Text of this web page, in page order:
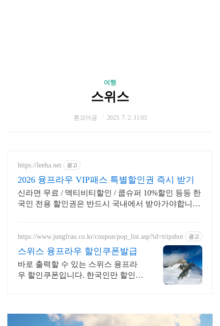
여행
스위스
흰꼬마곰 2023. 7. 2. 11:03
https://leeha.net 광고
2026 융프라우 VIP패스 특별할인권 즉시 받기
신라면 무료 / 액티비티할인 / 쿱슈퍼 10%할인 등등 한
국인 전용 할인권은 반드시 국내에서 받아가야합니다.
https://www.jungfrau.co.kr/coupon/pop_list.asp?id=tripshot 광고
스위스 융프라우 할인쿠폰발급
바로 출력할 수 있는 스위스 융프라
우 할인쿠폰입니다. 한국인만 할인됩